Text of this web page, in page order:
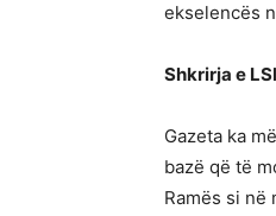
ekselencës
Shkrirja e
Gazeta ka
bazë që të
Ramës si në